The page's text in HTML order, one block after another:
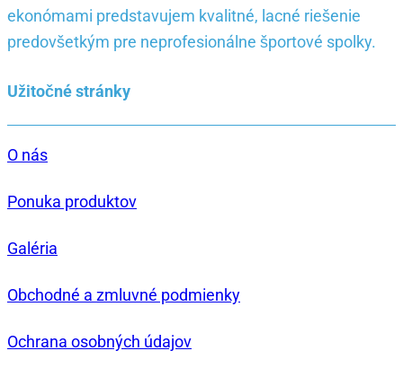
ekonómami predstavujem kvalitné, lacné riešenie
predovšetkým pre neprofesionálne športové spolky.
Užitočné stránky
O nás
Ponuka produktov
Galéria
Obchodné a zmluvné podmienky
Ochrana osobných údajov